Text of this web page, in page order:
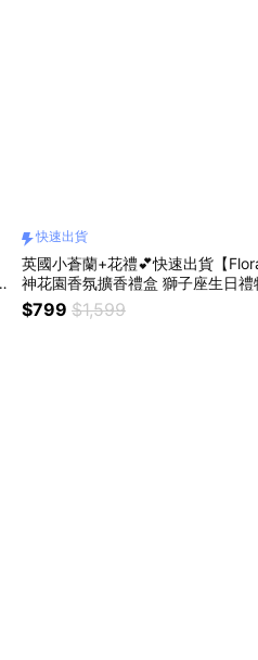
快速出貨
英國小蒼蘭+花禮💕快速出貨【
神花園香氛擴香禮盒 獅子座生日
$799 $1,599